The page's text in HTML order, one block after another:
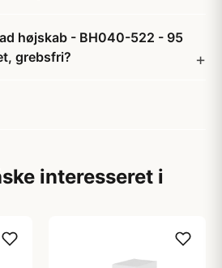
højskab - BH040-522 - 95
grebsfri?
interesseret i